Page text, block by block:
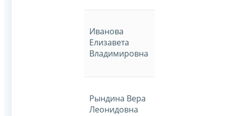
Иванова
Елизавета
Владимировна
Рындина Вера
Леонидовна